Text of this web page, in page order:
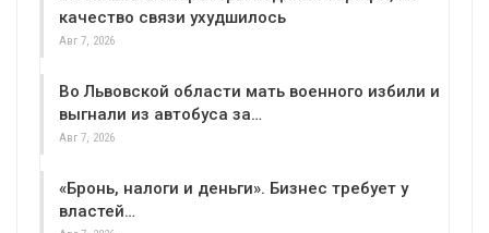
качество связи ухудшилось
Авг 7, 2026
Во Львовской области мать военного избили и
выгнали из автобуса за…
Авг 7, 2026
«Бронь, налоги и деньги». Бизнес требует у
властей…